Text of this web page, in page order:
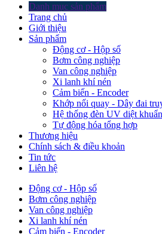
Danh mục sản phẩm
Trang chủ
Giới thiệu
Sản phẩm
Động cơ - Hộp số
Bơm công nghiệp
Van công nghiệp
Xi lanh khí nén
Cảm biến - Encoder
Khớp nối quay - Dây đai
Hệ thống đèn UV diệt khuẩn
Tự động hóa tổng hợp
Thương hiệu
Chính sách & điều khoản
Tin tức
Liên hệ
Động cơ - Hộp số
Bơm công nghiệp
Van công nghiệp
Xi lanh khí nén
Cảm biến - Encoder